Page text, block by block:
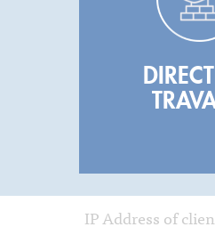
IP Address of